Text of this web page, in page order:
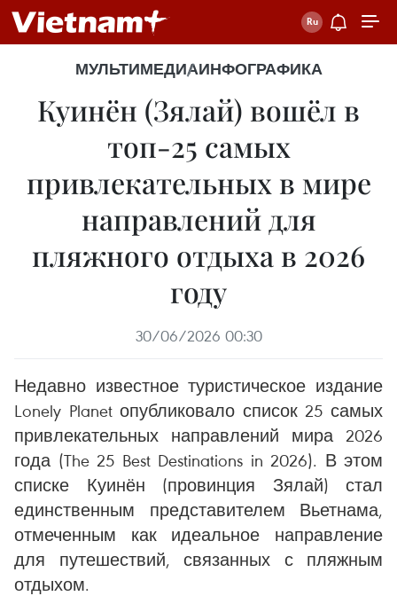
МУЛЬТИМЕДИАИНФОГРАФИКА
Куинён (Зялай) вошёл в
топ-25 самых
привлекательных в мире
направлений для
пляжного отдыха в 2026
году
30/06/2026 00:30
Недавно известное туристическое издание
Lonely Planet опубликовало список 25 самых
привлекательных направлений мира 2026
года (The 25 Best Destinations in 2026). В этом
списке Куинён (провинция Зялай) стал
единственным представителем Вьетнама,
отмеченным как идеальное направление
для путешествий, связанных с пляжным
отдыхом.